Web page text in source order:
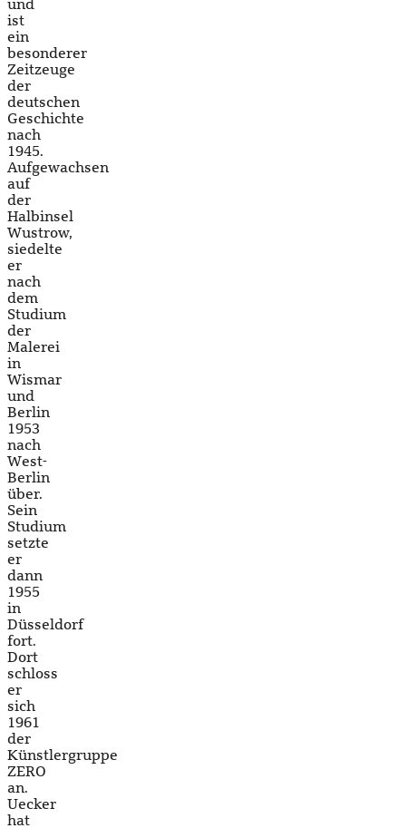
und
ist
ein
besonderer
Zeitzeuge
der
deutschen
Geschichte
nach
1945.
Aufgewachsen
auf
der
Halbinsel
Wustrow,
siedelte
er
nach
dem
Studium
der
Malerei
in
Wismar
und
Berlin
1953
nach
West-
Berlin
über.
Sein
Studium
setzte
er
dann
1955
in
Düsseldorf
fort.
Dort
schloss
er
sich
1961
der
Künstlergruppe
ZERO
an.
Uecker
hat